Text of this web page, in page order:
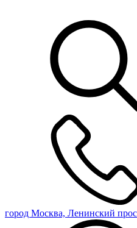
город Москва, Ленинский